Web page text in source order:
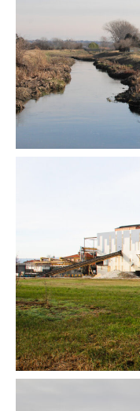
quatre àrees
urbanes
elles per mitjà
espai públic
un campus
una plaça-
recreatiu de
natural.
una relació
l’horitzó dels